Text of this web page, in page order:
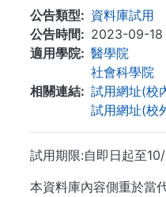
公告類型
資料庫試用
公告時間
2023-09-18
適用學院
醫學院
社會科學院
相關連結
試用網址(校
試用網址(校
試用期限:自即日起至
本資料庫內容側重於當